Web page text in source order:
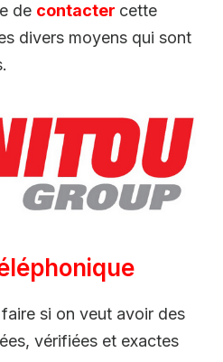
de contacter cette
divers moyens qui sont
si on veut avoir des
vérifiées et exactes